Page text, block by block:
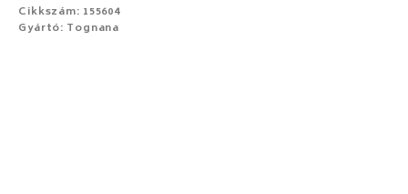
Cikkszám: 155604
Gyártó: Tognana